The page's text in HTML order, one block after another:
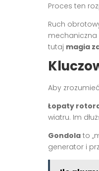
Proces ten
Ruch
mechaniczna
tutaj magia
Aby
Łopaty
wiatru. Im
Gondola to
generator i